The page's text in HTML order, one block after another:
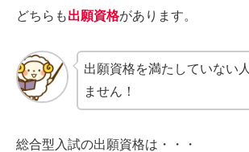
どちらも出願資格があります。
出願資格を満たしていない
ません！
総合型入試の出願資格は・・・